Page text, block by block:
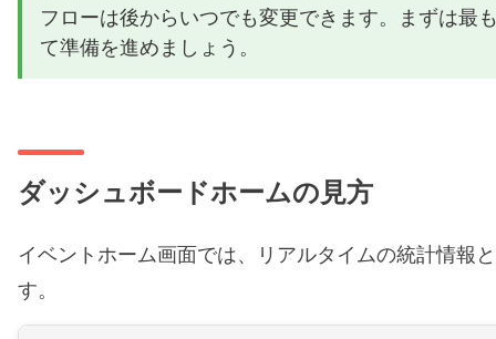
フローは後からいつでも変更できます。まずは最
て準備を進めましょう。
ダッシュボードホームの見方
イベントホーム画面では、リアルタイムの統計情報
す。